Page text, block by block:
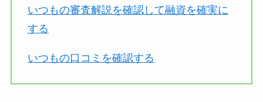
いつもの審査解説を確認して融資を確実に
する
いつもの口コミを確認する